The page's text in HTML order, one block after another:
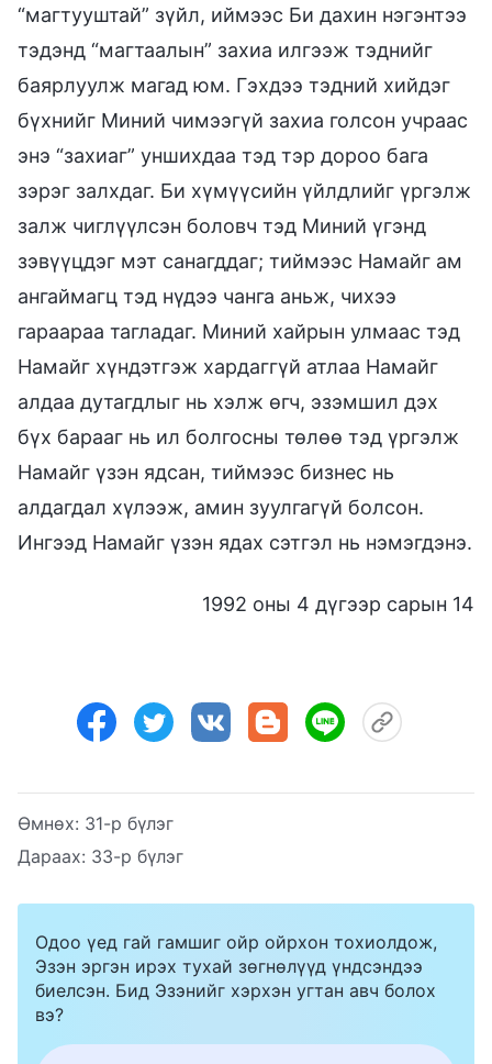
“магтууштай” зүйл, иймээс Би дахин нэгэнтээ
тэдэнд “магтаалын” захиа илгээж тэднийг
баярлуулж магад юм. Гэхдээ тэдний хийдэг
бүхнийг Миний чимээгүй захиа голсон учраас
энэ “захиаг” уншихдаа тэд тэр дороо бага
зэрэг залхдаг. Би хүмүүсийн үйлдлийг үргэлж
залж чиглүүлсэн боловч тэд Миний үгэнд
зэвүүцдэг мэт санагддаг; тиймээс Намайг ам
ангаймагц тэд нүдээ чанга аньж, чихээ
гараараа тагладаг. Миний хайрын улмаас тэд
Намайг хүндэтгэж хардаггүй атлаа Намайг
алдаа дутагдлыг нь хэлж өгч, эзэмшил дэх
бүх барааг нь ил болгосны төлөө тэд үргэлж
Намайг үзэн ядсан, тиймээс бизнес нь
алдагдал хүлээж, амин зуулгагүй болсон.
Ингээд Намайг үзэн ядах сэтгэл нь нэмэгдэнэ.
1992 оны 4 дүгээр сарын 14
Өмнөх: 31-р бүлэг
Дараах: 33-р бүлэг
Одоо үед гай гамшиг ойр ойрхон тохиолдож,
Эзэн эргэн ирэх тухай зөгнөлүүд үндсэндээ
биелсэн. Бид Эзэнийг хэрхэн угтан авч болох
вэ?